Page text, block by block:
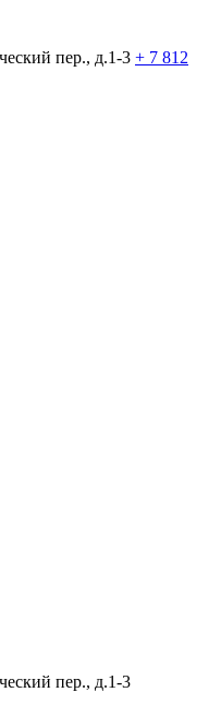
пер., д.1-3 + 7 812
пер., д.1-3